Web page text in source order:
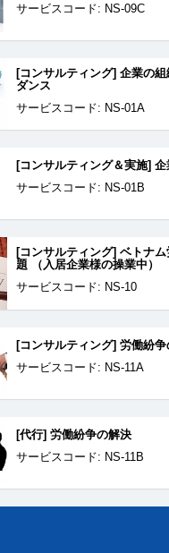
サービスコード: NS-09C
[コンサルティング] 企業の
ダンス
サービスコード: NS-01A
[コンサルティング＆実施]
サービスコード: NS-01B
[コンサルティング] ベトナ
題 （入居企業様の操業中）
サービスコード: NS-10
[コンサルティング] 労働紛争
サービスコード: NS-11A
[代行] 労働紛争の解決
サービスコード: NS-11B